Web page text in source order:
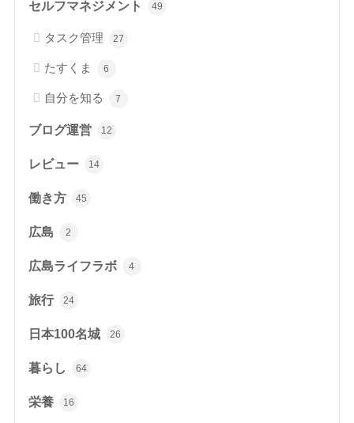
セルフマネジメント 49
タスク管理 27
たすくま 6
自分を知る 7
ブログ運営 12
レビュー 14
働き方 45
広島 2
広島ライフラボ 4
旅行 24
日本100名城 26
暮らし 64
栄養 16